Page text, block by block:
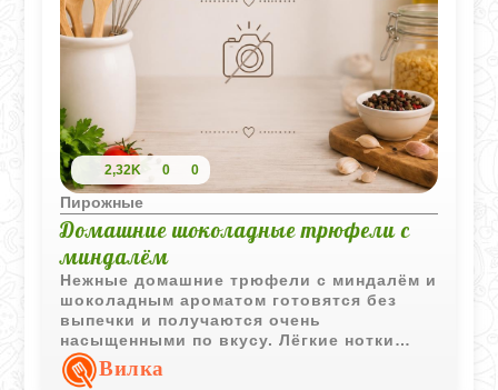
2,32K 0 0
Пирожные
Домашние шоколадные трюфели с
миндалём
Нежные домашние трюфели с миндалём и
шоколадным ароматом готовятся без
выпечки и получаются очень
насыщенными по вкусу. Лёгкие нотки
рома или апельсина делают конфеты
особенно уютными и праздничными.
Вилка